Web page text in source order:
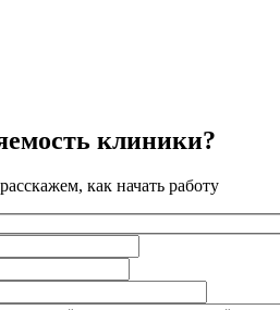
клиники?
как начать работу